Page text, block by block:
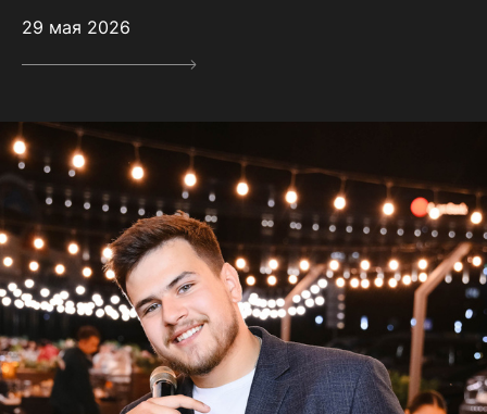
29 мая 2026